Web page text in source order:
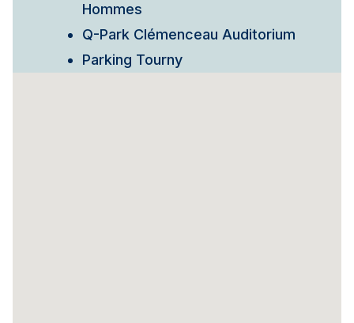
Hommes
Q-Park Clémenceau Auditorium
Parking Tourny